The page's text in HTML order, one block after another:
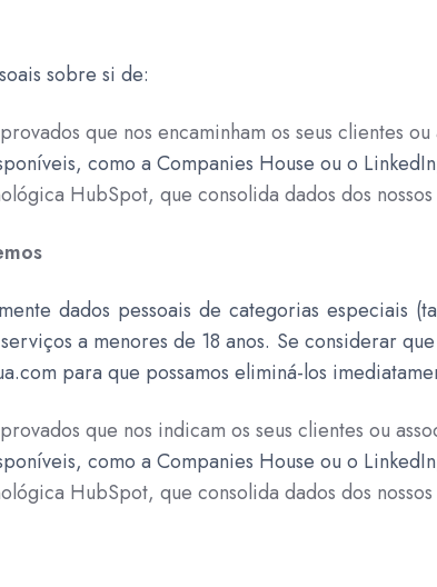
sobre si de:
que nos encaminham os seus clientes ou
como a Companies House ou o
HubSpot, que consolida dados dos
dados pessoais de categorias especiais
a menores de 18 anos. Se considerar
para que possamos eliminá-los
que nos indicam os seus clientes ou
como a Companies House ou o
HubSpot, que consolida dados dos